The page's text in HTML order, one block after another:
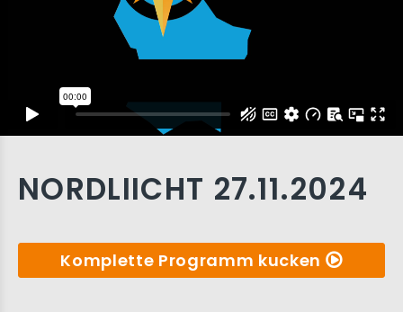
NORDLIICHT 27.11.2024
Komplette Programm kucken